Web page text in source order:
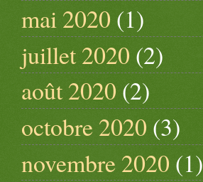
mai 2020 (1)
juillet 2020 (2)
août 2020 (2)
octobre 2020 (3)
novembre 2020 (1)